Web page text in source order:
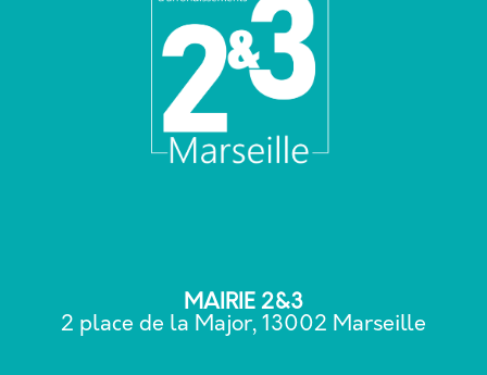
MAIRIE 2&3
2 place de la Major, 13002 Marseille